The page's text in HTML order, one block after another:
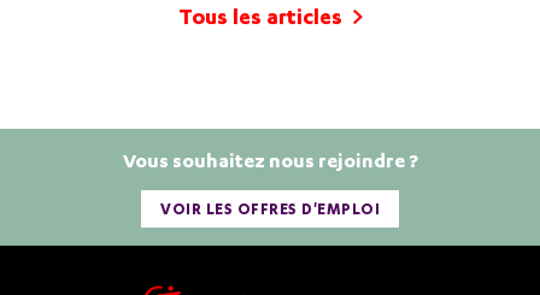
Tous les articles
Vous souhaitez nous rejoindre ?
VOIR LES OFFRES D'EMPLOI